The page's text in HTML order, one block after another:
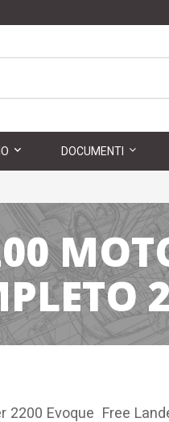
DOCUMENTI
2200 Evoque Free